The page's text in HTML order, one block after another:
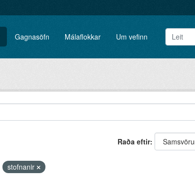
Gagnasöfn Málaflokkar Um vefinn
Raða eftir
stofnanir